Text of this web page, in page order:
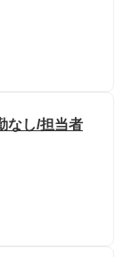
なし/担当者